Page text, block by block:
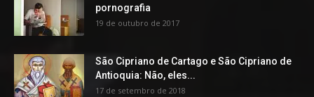
pornografia
19 de outubro de 2017
São Cipriano de Cartago e São Cipriano de
Antioquia: Não, eles...
17 de setembro de 2018